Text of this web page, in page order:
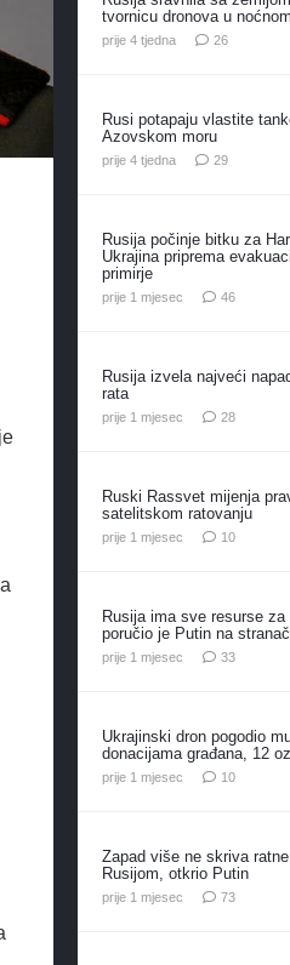
tvornicu dronova u
prije 4 tjedna 26komentara
Rusi potapaju vlastite
Azovskom moru
prije 4 tjedna 29komentara
Rusija počinje bitku za
Ukrajina priprema
primirje
prije 1 mjesec 46komentara
Rusija izvela najveći
rata
prije 1 mjesec 28komentara
Ruski Rassvet mijenja
satelitskom ratovanju
prije 1 mjesec 10komentara
Rusija ima sve resurse za
poručio je Putin na
prije 1 mjesec 33komentara
Ukrajinski dron pogodio
donacijama građana, 12
prije 1 mjesec 10komentara
Zapad više ne skriva
Rusijom, otkrio Putin
prije 1 mjesec 73komentara